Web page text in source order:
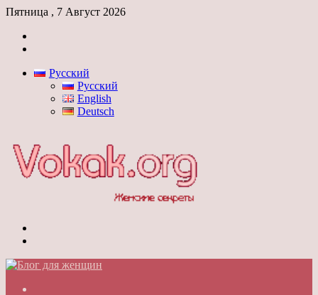
Пятница , 7 Август 2026
Русский
Русский
English
Deutsch